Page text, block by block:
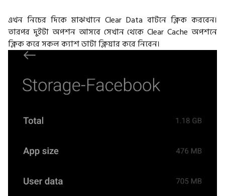
এখন নিচের দিকে মাঝখানে Clear Data বাটনে ক্লিক করবেন।
তারপর দুইটা অপশন আসবে সেখান থেকে Clear Cache অপশনে
ক্লিক করে সকল ক্যাশ ডাটা ক্লিয়ার করে নিবেন।